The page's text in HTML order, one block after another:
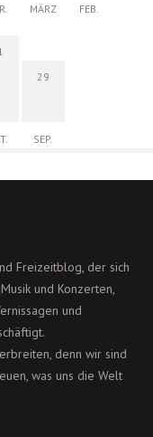
MÄRZ FEB.
29
SEP.
Freizeitblog, der sich
und Konzerten,
und
denn wir sind
was uns die Welt